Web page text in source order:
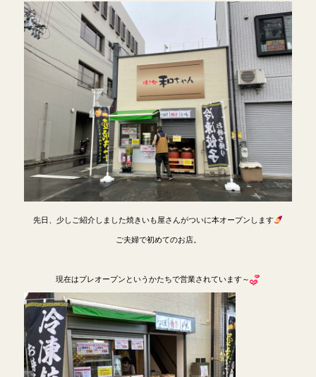
先日、少しご紹介しました焼きいも屋さんがついに本オープンします
ご夫婦で初めてのお店。
現在はプレオープンというかたちで営業されています～